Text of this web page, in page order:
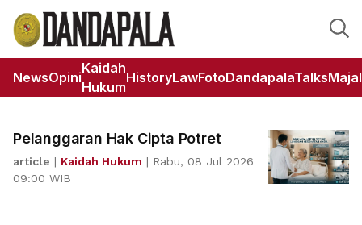
NewsOpini
Kaidah
Hukum
HistoryLawFotoDandapalaTalks
Pelanggaran Hak Cipta Potret
article | Kaidah Hukum | Rabu, 08 Jul 2026
09:00 WIB